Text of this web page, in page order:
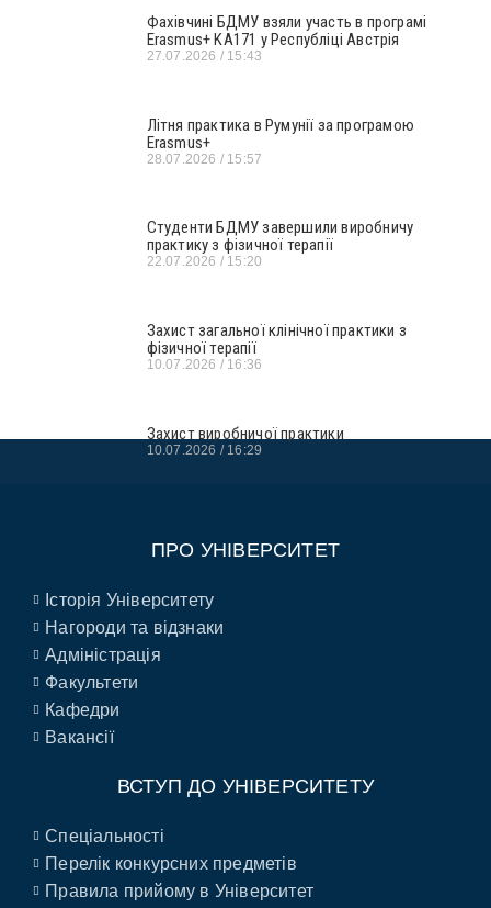
Фахівчині БДМУ взяли участь в програмі
Erasmus+ KA171 у Республіці Австрія
27.07.2026 15:43
Літня практика в Румунії за програмою
Erasmus+
28.07.2026 15:57
Студенти БДМУ завершили виробничу
практику з фізичної терапії
22.07.2026 15:20
Захист загальної клінічної практики з
фізичної терапії
10.07.2026 16:36
Захист виробничої практики
10.07.2026 16:29
ПРО УНІВЕРСИТЕТ
Історія Університету
Нагороди та відзнаки
Адміністрація
Факультети
Кафедри
Вакансії
ВСТУП ДО УНІВЕРСИТЕТУ
Спеціальності
Перелік конкурсних предметів
Правила прийому в Університет